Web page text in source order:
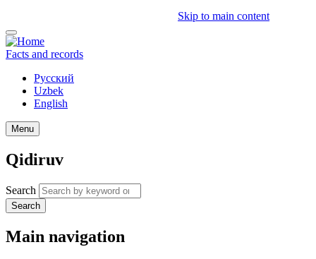
Skip to main content
Facts and records
Русский
Uzbek
English
Menu
Qidiruv
Search
Search
Main navigation